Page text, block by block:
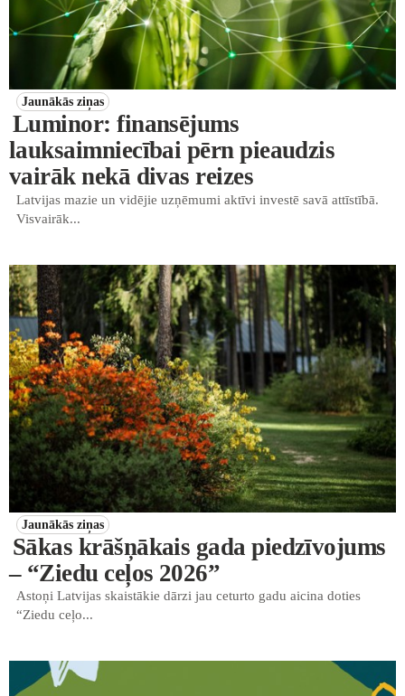
Jaunākās ziņas
Luminor: finansējums
lauksaimniecībai pērn pieaudzis
vairāk nekā divas reizes
Latvijas mazie un vidējie uzņēmumi aktīvi investē savā attīstībā.
Visvairāk...
Jaunākās ziņas
Sākas krāšņākais gada piedzīvojums
– “Ziedu ceļos 2026”
Astoņi Latvijas skaistākie dārzi jau ceturto gadu aicina doties
“Ziedu ceļo...